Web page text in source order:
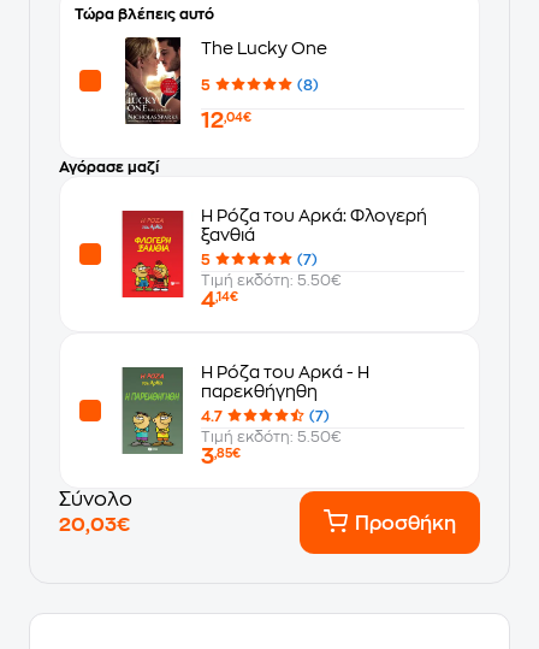
Τώρα βλέπεις αυτό
The Lucky One
5 (8)
12,04€
Αγόρασε μαζί
Η Ρόζα του Αρκά: Φλογερή
ξανθιά
5
(7)
Τιμή εκδότη: 5.50€
4,14€
Η Ρόζα του Αρκά - Η
παρεκθήγηθη
4.7
(7)
Τιμή εκδότη: 5.50€
3,85€
Σύνολο
20,03€
Προσθήκη